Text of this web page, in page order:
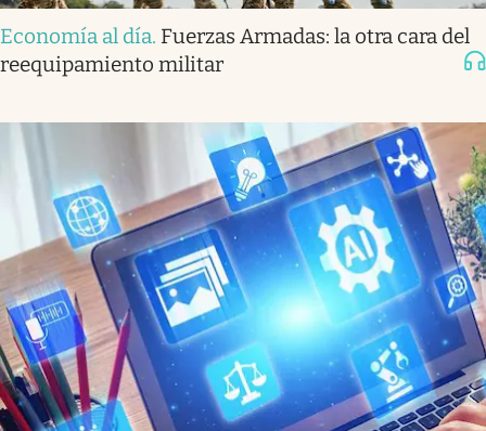
Economía al día. Fuerzas Armadas: la otra cara del
reequipamiento militar